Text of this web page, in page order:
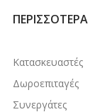
ΠΕΡΙΣΣΌΤΕΡΑ
Κατασκευαστές
Δωροεπιταγές
Συνεργάτες